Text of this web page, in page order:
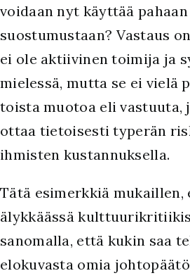
voidaan nyt käyttää
suostumustaan? Vastaus
ei ole aktiivinen toimija ja
mielessä, mutta se ei vielä
toista muotoa eli vastuuta,
ottaa tietoisesti typerän
ihmisten kustannuksella.
Tätä esimerkkiä mukaillen,
älykkäässä
sanomalla, että kukin saa
elokuvasta omia